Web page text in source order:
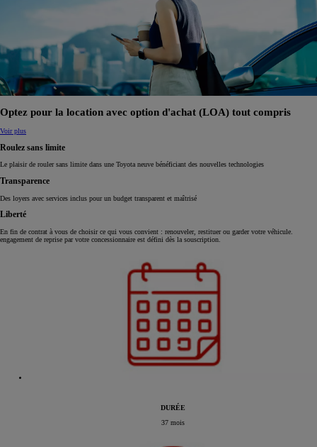
Optez pour la location avec option d'achat (LOA) tout compris
Voir plus
Roulez sans limite
Le plaisir de rouler sans limite dans une Toyota neuve bénéficiant des nouvelles technologies
Transparence
Des loyers avec services inclus pour un budget transparent et maîtrisé
Liberté
En fin de contrat à vous de choisir ce qui vous convient : renouveler, restituer ou garder votre véhicule.
engagement de reprise par votre concessionnaire est défini dès la souscription.
DURÉE
37 mois